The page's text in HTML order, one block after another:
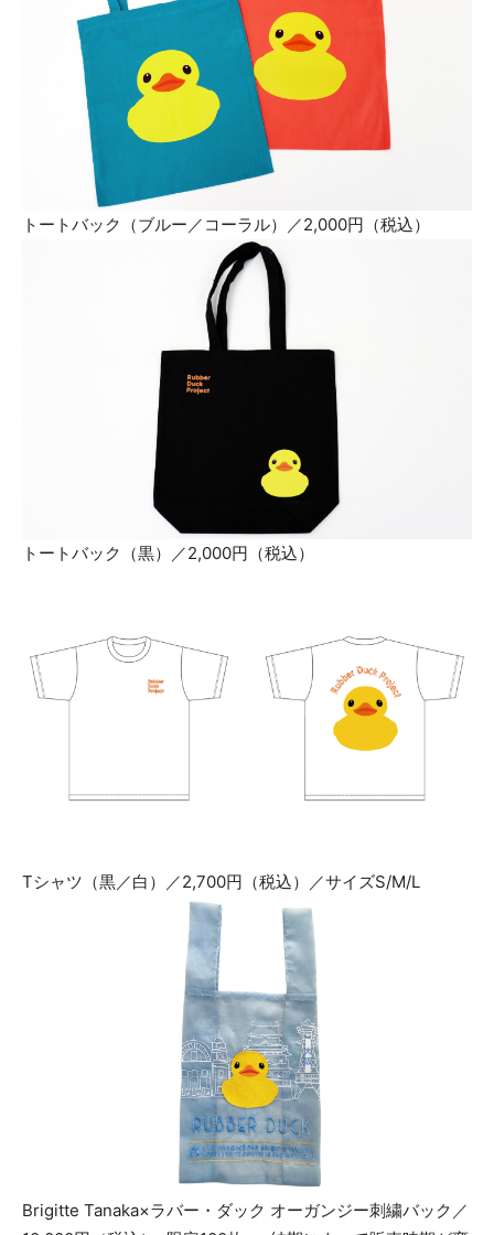
トートバック（ブルー／コーラル）／2,000円（税込）
トートバック（黒）／2,000円（税込）
Tシャツ（黒／白）／2,700円（税込）／サイズS/M/L
Brigitte Tanaka×ラバー・ダック オーガンジー刺繍バック／